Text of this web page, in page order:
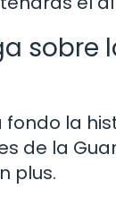
sobre
fondo la
de la
plus.